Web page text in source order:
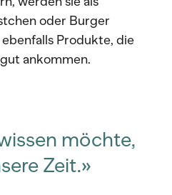
oder Burger
Produkte, die
ankommen.
möchte,
Zeit.»